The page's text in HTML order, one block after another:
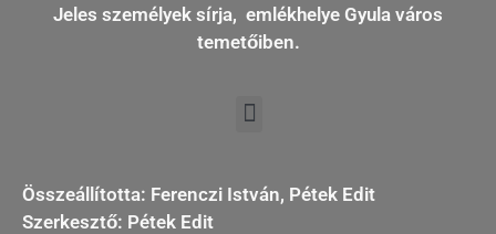
Jeles személyek sírja, emlékhelye Gyula város
temetőiben.
Összeállította: Ferenczi István, Pétek Edit
Szerkesztő: Pétek Edit